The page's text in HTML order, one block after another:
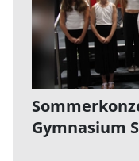
Gymnasium